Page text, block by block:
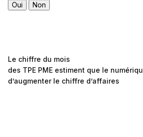
Oui Non
Le chiffre du mois
des TPE PME estiment que le
d’augmenter le chiffre d’affaires